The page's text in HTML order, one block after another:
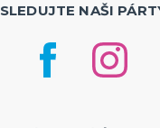
SLEDUJTE NAŠI